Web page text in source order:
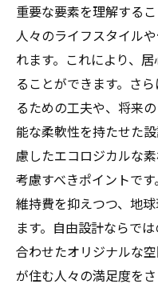
自由設計がも
未来を見据え
理想の空間を
自由設計で叶
自由設計リフ
家族のニーズ
快適な暮らしを実
コツ
日常生活を考
住み心地を向
自由設計で作
重要な要素を理解する
人々のライフスタイル
れます。これにより、
ることができます。さ
るための工夫や、将来
能な柔軟性を持たせた
慮したエコロジカルな
考慮すべきポイントで
維持費を抑えつつ、地
ます。自由設計ならで
合わせたオリジナルな
が住む人々の満足度を